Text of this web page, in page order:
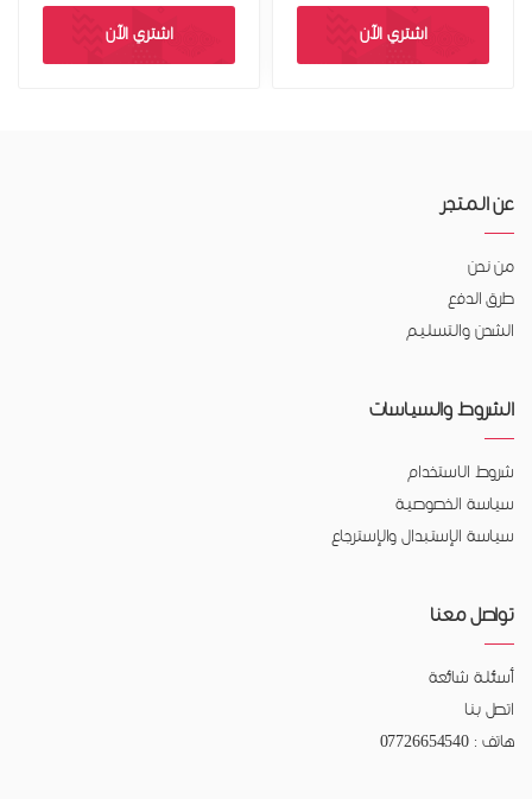
اشتري الآن اشتري الآن
عن المتجر
من نحن
طرق الدفع
الشحن والتسليم
الشروط والسياسات
شروط الاستخدام
سياسة الخصوصية
سياسة الإستبدال والإسترجاع
تواصل معنا
أسئلة شائعة
اتصل بنا
هاتف : 07726654540